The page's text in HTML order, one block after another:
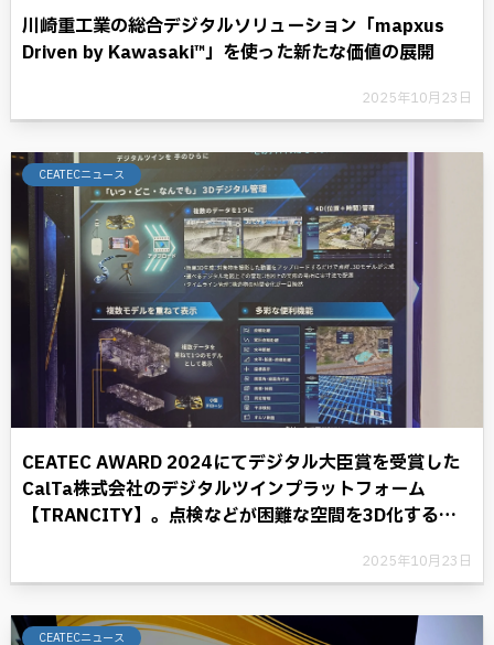
川崎重工業の総合デジタルソリューション「mapxus
Driven by Kawasaki™」を使った新たな価値の展開
2025年10月23日
CEATECニュース
CEATEC AWARD 2024にてデジタル大臣賞を受賞した
CalTa株式会社のデジタルツインプラットフォーム
【TRANCITY】。点検などが困難な空間を3D化するこ
2025年10月23日
CEATECニュース